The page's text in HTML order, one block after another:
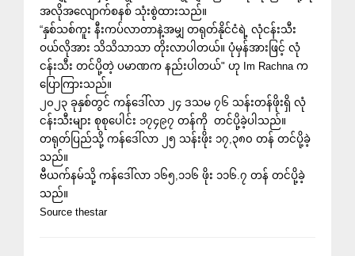
အလိုအလျောက်စနစ် သုံးစွဲထားသည်။
“နှစ်သစ်ကူး နီးကပ်လာတာနဲ့အမျှ တရုတ်နိုင်ငံရဲ့ လုံငန်းသီး
ဝယ်လိုအား သိသိသာသာ တိုးလာပါတယ်။ ပုံမှန်အားဖြင့် လုံ
ငန်းသီး တင်ပို့တဲ့ ပမာဏက နည်းပါတယ်" ဟု Im Rachna က
ပြောကြားသည်။
၂၀၂၃ ခုနှစ်တွင် ကန်ဒေါ်လာ ၂၄ ဒသမ ၇၆ သန်းတန်ဖိုးရှိ လုံ
ငန်းသီးများ စုစုပေါင်း ၁၇၄၉၇ တန်ကို တင်ပို့ခဲ့ပါသည်။
တရုတ်ပြည်သို့ ကန်ဒေါ်လာ ၂၅ သန်းဖိုး ၁၇,၃၈၀ တန် တင်ပို့ခဲ့
သည်။
ဗီယက်နမ်သို့ ကန်ဒေါ်လာ ၁၆၅,၁၁၆ ဖိုး ၁၁၆.၇ တန် တင်ပို့ခဲ့
သည်။
Source thestar